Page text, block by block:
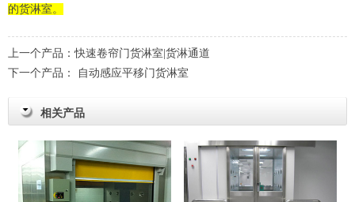
的货淋室。
上一个产品：快速卷帘门货淋室|货淋通道
下一个产品：
自动感应平移门货淋室
相关产品